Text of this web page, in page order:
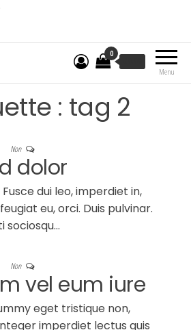
Menu
0
: tag 2
Non
dolor
dui leo, imperdiet in,
eu, orci. Duis pulvinar.
sociosqu…
Non
vel eum iure
eget tristique non,
imperdiet lectus quis